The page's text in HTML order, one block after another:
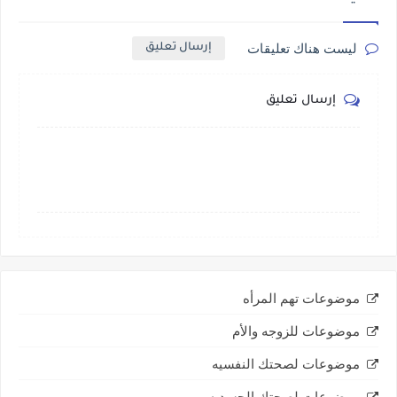
ليست هناك تعليقات إرسال تعليق
إرسال تعليق
موضوعات تهم المرأه
موضوعات للزوجه والأم
موضوعات لصحتك النفسيه